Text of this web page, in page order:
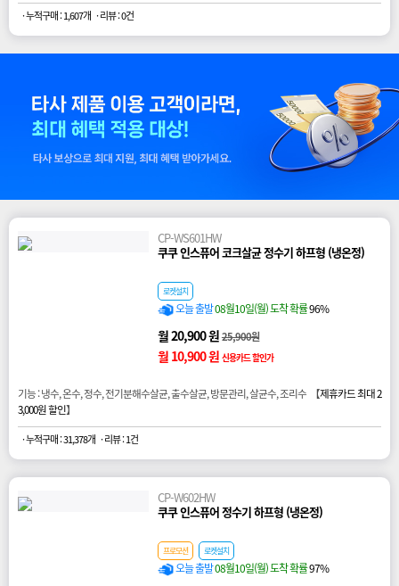
· 누적구매 : 1,607개 · 리뷰 : 0건
CP-WS601HW
쿠쿠 인스퓨어 코크살균 정수기 하프형 (냉온정)
로켓설치
오늘 출발08월10일(월) 도착 확률96%
월 20,900 원25,900원
월 10,900 원 신용카드 할인가
기능 : 냉수, 온수, 정수, 전기분해수살균, 출수살균, 방문관리, 살균수, 조리수 【제휴카드 최대 2
3,000원 할인】
· 누적구매 : 31,378개 · 리뷰 : 1건
CP-W602HW
쿠쿠 인스퓨어 정수기 하프형 (냉온정)
프로모션 로켓설치
오늘 출발08월10일(월) 도착 확률97%